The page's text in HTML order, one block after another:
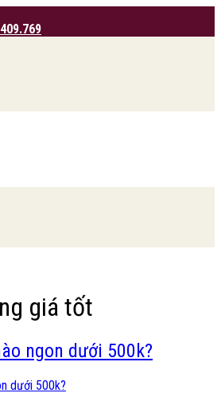
giá tốt
ngon dưới 500k?